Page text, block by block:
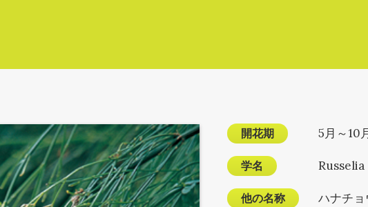
開花期 5月～10
学名
他の名称 ハナチ